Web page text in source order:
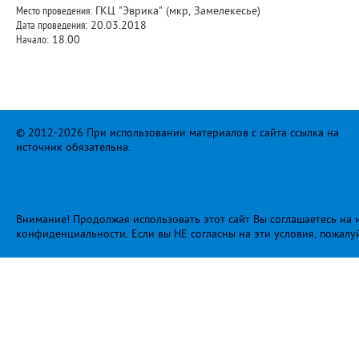
Место проведения: ГКЦ "Эврика" (мкр, Замелекесье)
Дата проведения: 20.03.2018
Начало: 18.00
© 2012-2026 При использовании материалов с сайта ссылка на
источник обязательна.
Внимание! Продолжая использовать этот сайт Вы соглашаетесь
конфиденциальности. Если вы НЕ согласны на эти условия,